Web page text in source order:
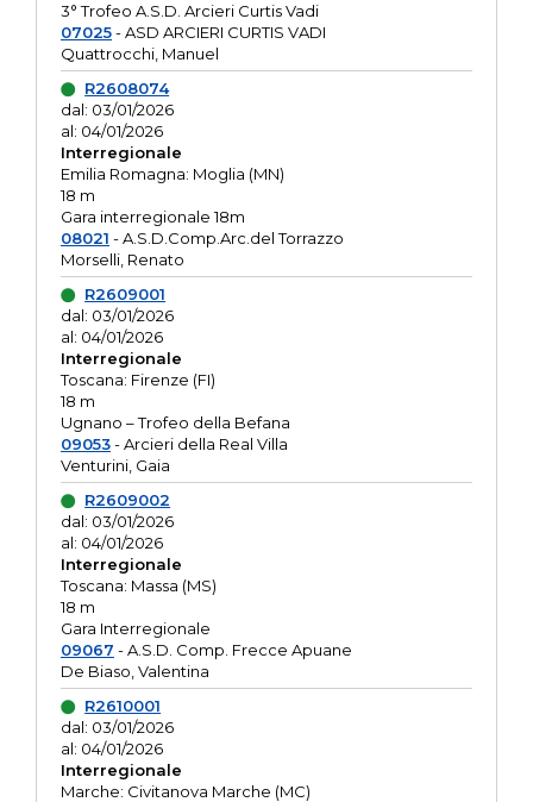
3° Trofeo A.S.D. Arcieri Curtis Vadi
07025- ASD ARCIERI CURTIS VADI
Quattrocchi, Manuel
R2608074
dal: 03/01/2026
al: 04/01/2026
Interregionale
Emilia Romagna: Moglia (MN)
18 m
Gara interregionale 18m
08021 - A.S.D.Comp.Arc.del Torrazzo
Morselli, Renato
R2609001
dal: 03/01/2026
al: 04/01/2026
Interregionale
Toscana: Firenze (FI)
18 m
Ugnano – Trofeo della Befana
09053- Arcieri della Real Villa
Venturini, Gaia
R2609002
dal: 03/01/2026
al: 04/01/2026
Interregionale
Toscana: Massa (MS)
18 m
Gara Interregionale
09067 - A.S.D. Comp. Frecce Apuane
De Biaso, Valentina
R2610001
dal: 03/01/2026
al: 04/01/2026
Interregionale
Marche: Civitanova Marche (MC)